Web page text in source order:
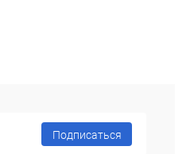
Подписаться